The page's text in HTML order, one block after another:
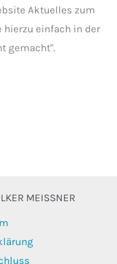
Aktuelles zum
hierzu einfach in der
gemacht".
MEISSNER